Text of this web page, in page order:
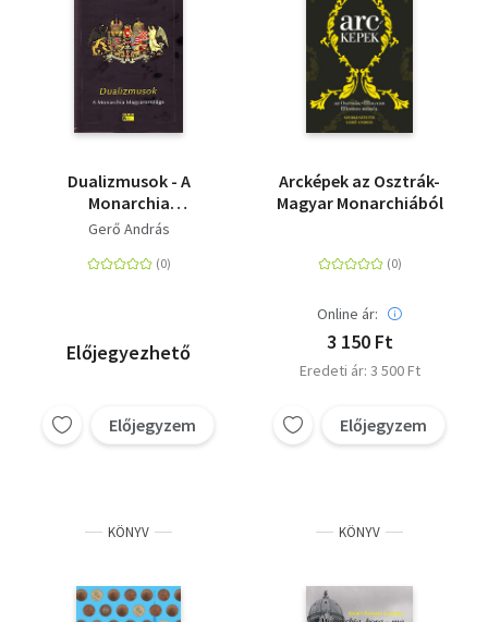
Dualizmusok - A
Monarchia
Magyarországa
Gerő András
Előjegyezhető
Előjegyzem
Arcképek az Osztrák-
Magyar Monarchiából
Online ár:
3 150 Ft
Eredeti ár: 3 500 Ft
Előjegyzem
KÖNYV KÖNYV